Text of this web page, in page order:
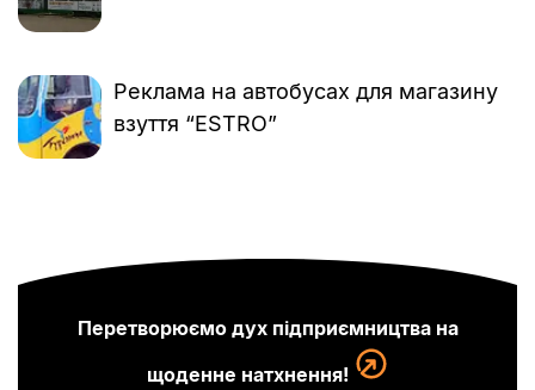
Реклама на автобусах для магазину
взуття “ESTRO”
Перетворюємо дух підприємництва на
щоденне натхнення!